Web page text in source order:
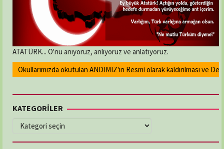
ATATÜRK... O'nu anıyoruz, anlıyoruz ve anlatıyoruz.
Okullarımızda okutulan ANDIMIZ'ın Resmi olarak kaldırılması ve
KATEGORİLER
KATEGORİLER